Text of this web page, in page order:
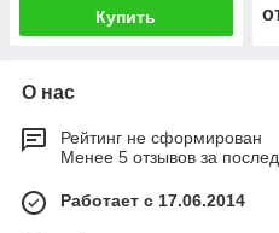
Купить
О нас
Рейтинг не сформирован
Менее 5 отзывов за
Работает с 17.06.2014